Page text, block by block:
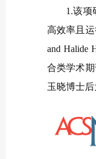
1.该项
高效率且运
and Halide
合类学术期
玉晓博士